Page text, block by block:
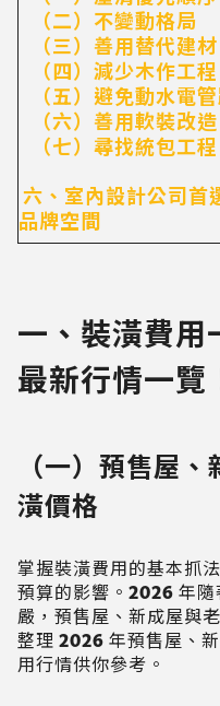
（二）不變動格局
（三）善用替代建材
（四）減少木作工程
（五）避免動水電
（六）善用軟裝改造
（七）尋找統包工程
六、室內設計公司首
品牌空間
一、裝潢費
最新行情一覽
（一）預售屋
潢價格
掌握裝潢費用的基本抓
預算的影響。2026 年
嚴，預售屋、新成屋與
整理 2026 年預售屋、
用行情供你參考。